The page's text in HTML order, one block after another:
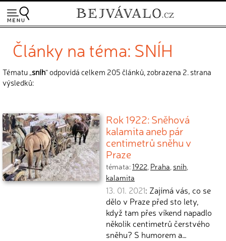
Články na téma: SNÍH
Tématu „sníh“ odpovídá celkem 205 článků, zobrazena 2. strana
výsledků:
Rok 1922: Sněhová
kalamita aneb pár
centimetrů sněhu v
Praze
témata:1922, Praha, sníh,
kalamita
13. 01. 2021: Zajímá vás, co se
dělo v Praze před sto lety,
když tam přes víkend napadlo
několik centimetrů čerstvého
sněhu? S humorem a…